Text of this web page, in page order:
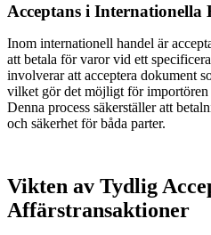
Acceptans i Internationella
Inom internationell handel är
att betala för varor vid ett
involverar att acceptera dokument
vilket gör det möjligt för importören
Denna process säkerställer att
och säkerhet för båda parter.
Vikten av Tydlig
Affärstransaktioner